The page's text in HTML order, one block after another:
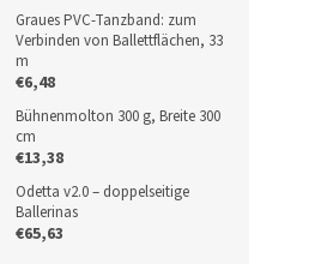
Graues PVC-Tanzband: zum
Verbinden von Ballettflächen, 33
m
€6,48
Bühnenmolton 300 g, Breite 300
cm
€13,38
Odetta v2.0 – doppelseitige
Ballerinas
€65,63